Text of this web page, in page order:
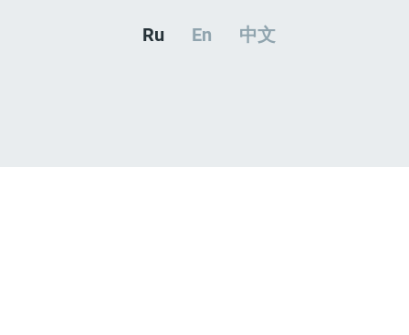
Ru En 中文